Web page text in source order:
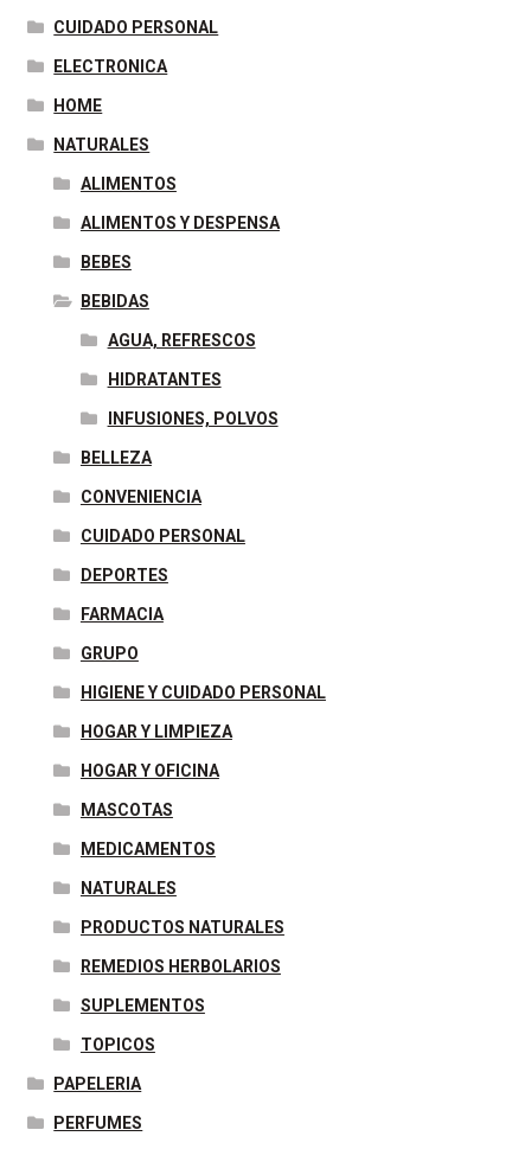
CUIDADO PERSONAL
ELECTRONICA
HOME
NATURALES
ALIMENTOS
ALIMENTOS Y DESPENSA
BEBES
BEBIDAS
AGUA, REFRESCOS
HIDRATANTES
INFUSIONES, POLVOS
BELLEZA
CONVENIENCIA
CUIDADO PERSONAL
DEPORTES
FARMACIA
GRUPO
HIGIENE Y CUIDADO PERSONAL
HOGAR Y LIMPIEZA
HOGAR Y OFICINA
MASCOTAS
MEDICAMENTOS
NATURALES
PRODUCTOS NATURALES
REMEDIOS HERBOLARIOS
SUPLEMENTOS
TOPICOS
PAPELERIA
PERFUMES